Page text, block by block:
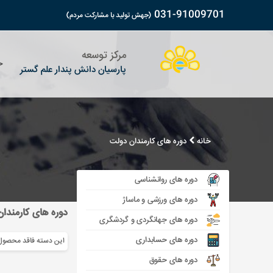
031-91009701 (جهش تولید با مشارکت مردم)
مرکز توسعه
پارسیان دانش پندار علم گستر
ورزشی و ماساژ
جهانگردی و گردشگری
حسابداری
حقوق
کارمندان دولت
مدیریت
هنری
شبکه و
معماری
نرم
معرفی مرکز
بسته های آموزشی
مجوزات
آئین نامه مرکز ، قوانین و مقررات
پارس در رسانه ها
ویدیوهای معرفی مرکز
ثبت
قوانین
آدرس وتلفن های مرکز
فرم انتقادات ، پیشنهادات و گزارش مشکل
پارس
پارس
مقالات
ویدیوهای سخنرانی
ویدیوهای آموزشی
ویدیوهای معرفی مرکز
آموزش ویدیویی نصب مالتی مدیا
خانه دوره های کارمندان دولت
دوره های روانشناسی
دوره های ورزشی و ماساژ
دوره های جهانگردی و گردشگری
دوره های حسابداری
دوره های حقوق
دوره های
این دسته فاقد